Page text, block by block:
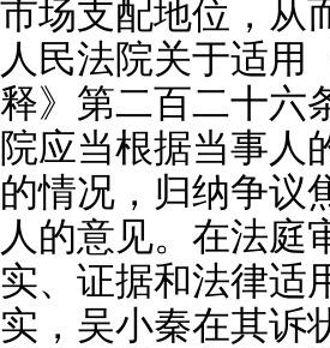
市场支配地位，从
人民法院关于适用
释》第二百二十六
院应当根据当事人
的情况，归纳争议
人的意见。在法庭
实、证据和法律适
实，吴小秦在其诉